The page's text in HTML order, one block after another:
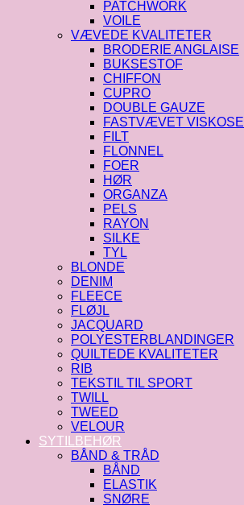
PATCHWORK
VOILE
VÆVEDE KVALITETER
BRODERIE ANGLAISE
BUKSESTOF
CHIFFON
CUPRO
DOUBLE GAUZE
FASTVÆVET VISKOSE
FILT
FLONNEL
FOER
HØR
ORGANZA
PELS
RAYON
SILKE
TYL
BLONDE
DENIM
FLEECE
FLØJL
JACQUARD
POLYESTERBLANDINGER
QUILTEDE KVALITETER
RIB
TEKSTIL TIL SPORT
TWILL
TWEED
VELOUR
SYTILBEHØR
BÅND & TRÅD
BÅND
ELASTIK
SNØRE